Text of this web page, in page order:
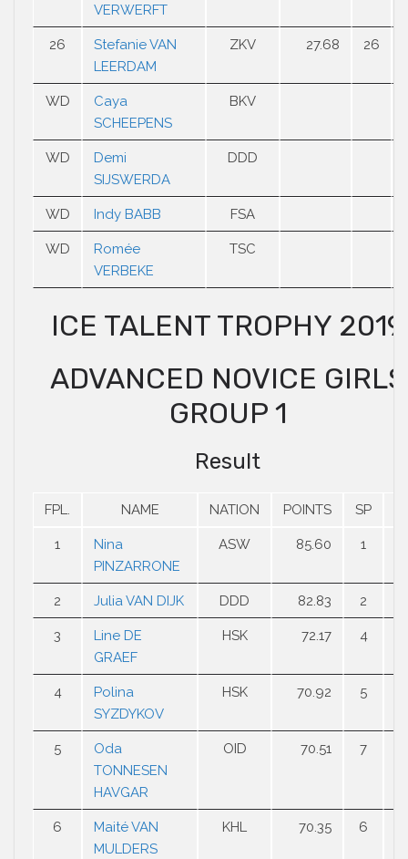
VERWERFT
26
Stefanie VAN
LEERDAM
ZKV 27.68 26
WD
Caya
SCHEEPENS
BKV
WD
Demi
SIJSWERDA
DDD
WD Indy BABB FSA
WD
Romée
VERBEKE
TSC
ICE TALENT TROPHY 2019
ADVANCED NOVICE GIRLS
GROUP 1
Result
FPL. NAME NATION POINTS SP
1
Nina
PINZARRONE
ASW 85.60 1
2 Julia VAN DIJK DDD 82.83 2
3
Line DE
GRAEF
HSK 72.17 4
4
Polina
SYZDYKOV
HSK 70.92 5
5
Oda
TONNESEN
HAVGAR
OID 70.51 7
6
Maité VAN
MULDERS
KHL 70.35 6